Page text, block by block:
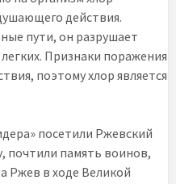
действия.
пути, он разрушает
Признаки поражения
поэтому хлор является
посетили Ржевский
почтили память воинов,
Ржев в ходе Великой